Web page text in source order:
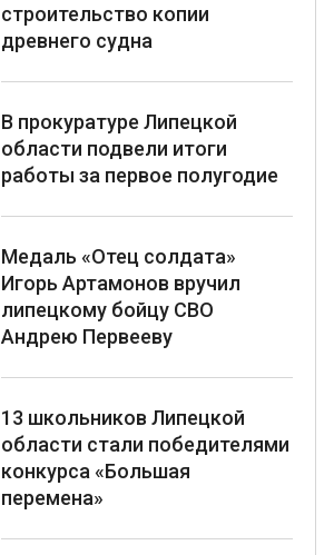
строительство копии
древнего судна
В прокуратуре Липецкой
области подвели итоги
работы за первое полугодие
Медаль «Отец солдата»
Игорь Артамонов вручил
липецкому бойцу СВО
Андрею Первееву
13 школьников Липецкой
области стали победителями
конкурса «Большая
перемена»